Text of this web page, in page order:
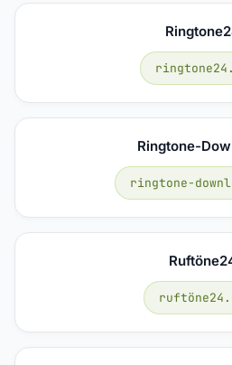
Ringtone-
ringtone-